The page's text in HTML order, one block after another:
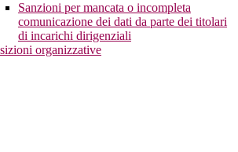
Sanzioni per mancata o incompleta
comunicazione dei dati da parte dei titolari
di incarichi dirigenziali
organizzative